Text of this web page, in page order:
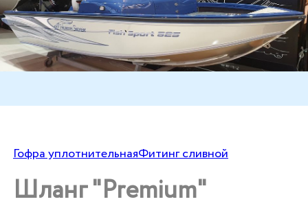
Гофра уплотнительнаяФитинг сливной
Шланг "Premium"